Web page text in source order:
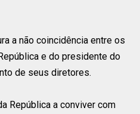
a não coincidência entre os
e do presidente do
de seus diretores.
República a conviver com